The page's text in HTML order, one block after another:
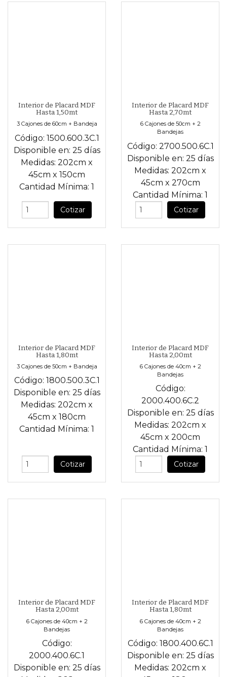
Interior de Placard MDF
Hasta 1,50mt
3 Cajones de 60cm + Bandeja
Código: 1500.600.3C.1
Disponible en: 25 días
Medidas: 202cm x
45cm x 150cm
Cantidad Mínima: 1
Cotizar
Interior de Placard MDF
Hasta 2,70mt
6 Cajones de 50cm + 2
Bandejas
Código: 2700.500.6C.1
Disponible en: 25 días
Medidas: 202cm x
45cm x 270cm
Cantidad Mínima: 1
Cotizar
Interior de Placard MDF
Hasta 1,80mt
3 Cajones de 50cm + Bandeja
Código: 1800.500.3C.1
Disponible en: 25 días
Medidas: 202cm x
45cm x 180cm
Cantidad Mínima: 1
Cotizar
Interior de Placard MDF
Hasta 2,00mt
6 Cajones de 40cm + 2
Bandejas
Código:
2000.400.6C.2
Disponible en: 25 días
Medidas: 202cm x
45cm x 200cm
Cantidad Mínima: 1
Cotizar
Interior de Placard MDF
Hasta 2,00mt
6 Cajones de 40cm + 2
Bandejas
Código:
2000.400.6C.1
Disponible en: 25 días
Interior de Placard MDF
Hasta 1,80mt
6 Cajones de 40cm + 2
Bandejas
Código: 1800.400.6C.1
Disponible en: 25 días
Medidas: 202cm x